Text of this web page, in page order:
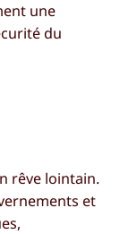
une
du
rêve lointain.
et